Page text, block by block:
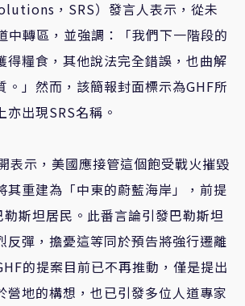
， SRS）發言人表示，從未
中轉區，並強調：「我們下一階段的
得糧食，其他說法完全錯誤，也曲解
。」然而，該簡報封面標示為GHF所
亦出現SRS名稱。
表示，美國應接管這個飽受戰火摧毀
其重建為「中東的蔚藍海岸」，前提
勒斯坦居民。此番言論引發巴勒斯坦
反彈，擔憂這等同於預告將強行遷離
的提案目前已不再推動，僅是提出
營地的構想，也已引發多位人道專家